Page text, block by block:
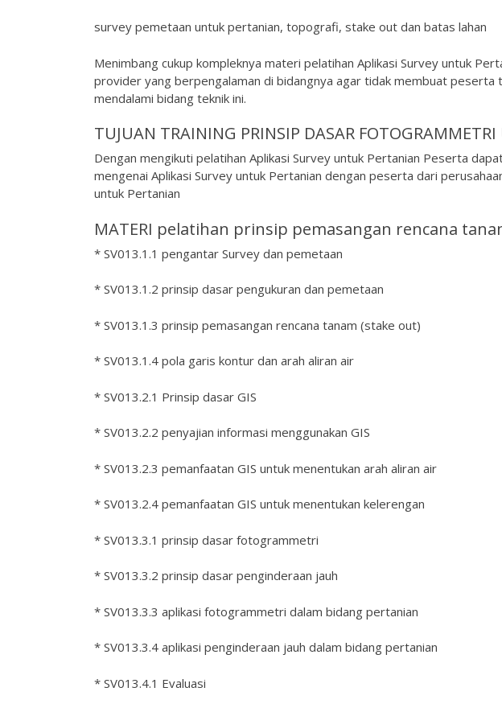
survey pemetaan untuk pertanian, topografi, stake out dan batas lahan
Menimbang cukup kompleknya materi pelatihan Aplikasi Survey untuk
provider yang berpengalaman di bidangnya agar tidak membuat peserta
mendalami bidang teknik ini.
TUJUAN TRAINING PRINSIP DASAR FOTOGRAMMETRI
Dengan mengikuti pelatihan Aplikasi Survey untuk Pertanian Peserta
mengenai Aplikasi Survey untuk Pertanian dengan peserta dari
untuk Pertanian
MATERI pelatihan prinsip pemasangan rencana
* SV013.1.1 pengantar Survey dan pemetaan
* SV013.1.2 prinsip dasar pengukuran dan pemetaan
* SV013.1.3 prinsip pemasangan rencana tanam (stake out)
* SV013.1.4 pola garis kontur dan arah aliran air
* SV013.2.1 Prinsip dasar GIS
* SV013.2.2 penyajian informasi menggunakan GIS
* SV013.2.3 pemanfaatan GIS untuk menentukan arah aliran air
* SV013.2.4 pemanfaatan GIS untuk menentukan kelerengan
* SV013.3.1 prinsip dasar fotogrammetri
* SV013.3.2 prinsip dasar penginderaan jauh
* SV013.3.3 aplikasi fotogrammetri dalam bidang pertanian
* SV013.3.4 aplikasi penginderaan jauh dalam bidang pertanian
* SV013.4.1 Evaluasi